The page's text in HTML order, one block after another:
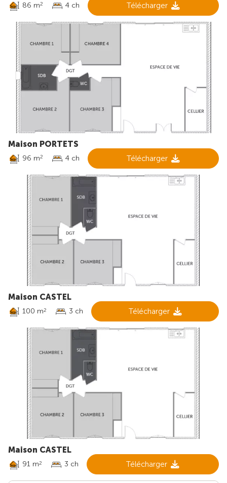
86 m2 4 ch Télécharger
Maison PORTETS
96 m2 4 ch Télécharger
Maison CASTEL
100 m2 3 ch Télécharger
Maison CASTEL
91 m2 3 ch Télécharger